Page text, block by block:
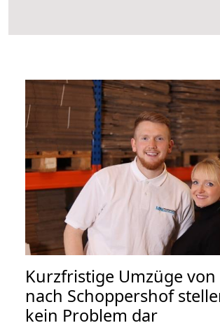
Kurzfristige Umzüge von
nach Schoppershof
kein Problem dar